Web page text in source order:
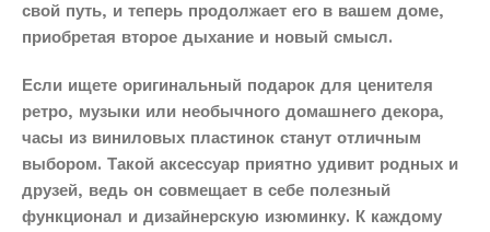
свой путь, и теперь продолжает его в вашем доме,
приобретая второе дыхание и новый смысл.
Если ищете оригинальный подарок для ценителя
ретро, музыки или необычного домашнего декора,
часы из виниловых пластинок станут отличным
выбором. Такой аксессуар приятно удивит родных и
друзей, ведь он совмещает в себе полезный
функционал и дизайнерскую изюминку. К каждому